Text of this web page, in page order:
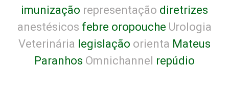
imunização representação diretrizes
anestésicos febre oropouche Urologia
Veterinária legislação orienta Mateus
Paranhos Omnichannel repúdio